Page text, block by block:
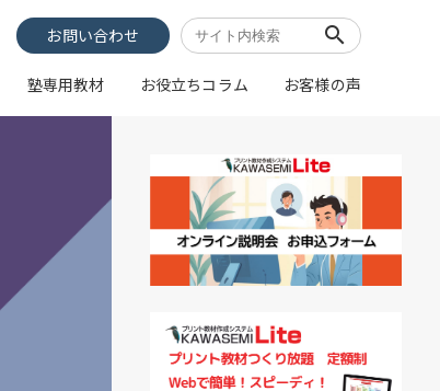
塾専用教材 お役立ちコラム お客様の声
お問い合わせ search